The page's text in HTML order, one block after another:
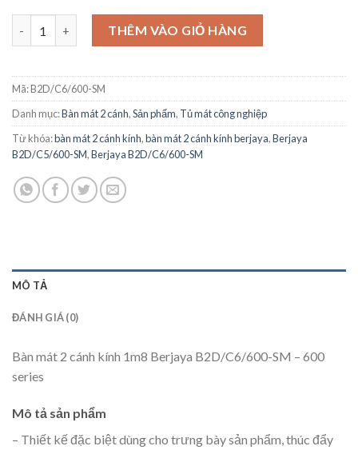
Bàn mát 2 cánh kính 1m8 Berjaya B2D/C6/600-SM - 600 series
THÊM VÀO GIỎ HÀNG
Mã:B2D/C6/600-SM
Danh mục:Bàn mát 2 cánh,Sản phẩm, Tủ mát công nghiệp
Từ khóa:bàn mát 2 cánh kính,bàn mát 2 cánh kính berjaya,Berjaya
B2D/C5/600-SM,Berjaya B2D/C6/600-SM
MÔ TẢ
ĐÁNH GIÁ (0)
Bàn mát 2 cánh kính 1m8 Berjaya B2D/C6/600-SM – 600
series
Mô tả sản phẩm
– Thiết kế đặc biệt dùng cho trưng bày sản phẩm, thúc đẩy